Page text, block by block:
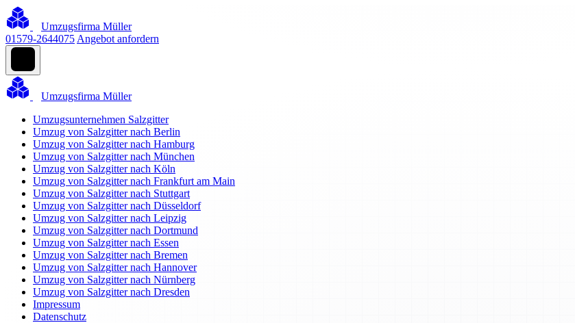
Umzugsfirma Müller
01579-2644075 Angebot anfordern
Umzugsfirma Müller
Umzugsunternehmen Salzgitter
Umzug von Salzgitter nach Berlin
Umzug von Salzgitter nach Hamburg
Umzug von Salzgitter nach München
Umzug von Salzgitter nach Köln
Umzug von Salzgitter nach Frankfurt am Main
Umzug von Salzgitter nach Stuttgart
Umzug von Salzgitter nach Düsseldorf
Umzug von Salzgitter nach Leipzig
Umzug von Salzgitter nach Dortmund
Umzug von Salzgitter nach Essen
Umzug von Salzgitter nach Bremen
Umzug von Salzgitter nach Hannover
Umzug von Salzgitter nach Nürnberg
Umzug von Salzgitter nach Dresden
Impressum
Datenschutz